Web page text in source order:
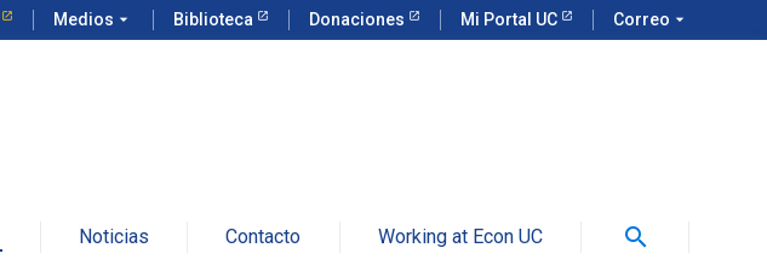
Medios arrow_drop_down Biblioteca Donaciones Mi Portal UC Correo arrow_drop_down
Noticias Contacto Working at Econ UC search